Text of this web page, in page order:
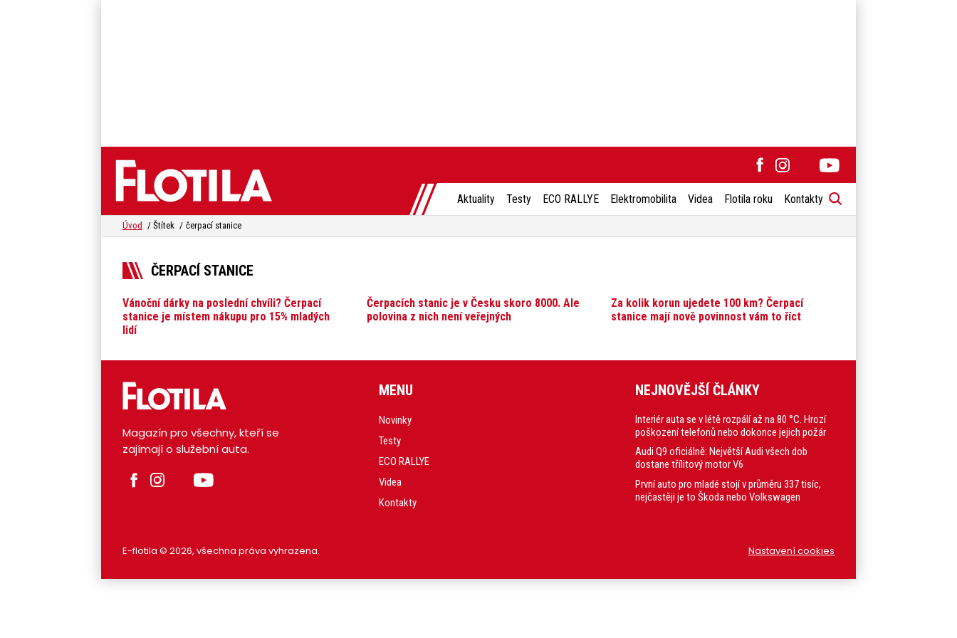
Aktuality Testy ECO RALLYE Elektromobilita Videa Flotila roku Kontakty
Úvod Štítek čerpací stanice
ČERPACÍ STANICE
Vánoční dárky na poslední chvíli? Čerpací
stanice je místem nákupu pro 15% mladých
lidí
Čerpacích stanic je v Česku skoro 8000. Ale
polovina z nich není veřejných
Za kolik korun ujedete 100 km? Čerpací
stanice mají nově povinnost vám to říct
Magazín pro všechny, kteří se
zajímají o služební auta.
MENU
Novinky
Testy
ECO RALLYE
Videa
Kontakty
NEJNOVĚJŠÍ ČLÁNKY
Interiér auta se v létě rozpálí až na 80 °C. Hrozí
poškození telefonů nebo dokonce jejich požár
Audi Q9 oficiálně: Největší Audi všech dob
dostane třílitový motor V6
První auto pro mladé stojí v průměru 337 tisíc,
nejčastěji je to Škoda nebo Volkswagen
E-flotila © 2026, všechna práva vyhrazena. Nastavení cookies